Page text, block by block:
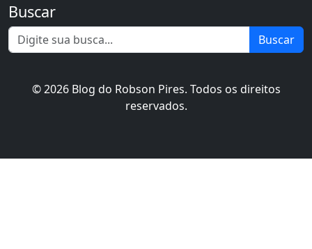
Buscar
Buscar
© 2026 Blog do Robson Pires. Todos os direitos
reservados.